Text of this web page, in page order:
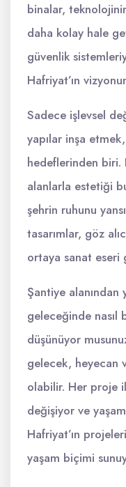
binalar,
daha kolay hale
güvenlik
Hafriyat’ın
Sadece işlevsel
yapılar inşa
hedeflerinden biri.
alanlarla estetiği
şehrin ruhunu
tasarımlar, göz
ortaya sanat eseri
Şantiye alanından
geleceğinde nasıl
düşünüyor
gelecek, heyecan
olabilir. Her proje
değişiyor ve
Hafriyat’ın
yaşam biçimi